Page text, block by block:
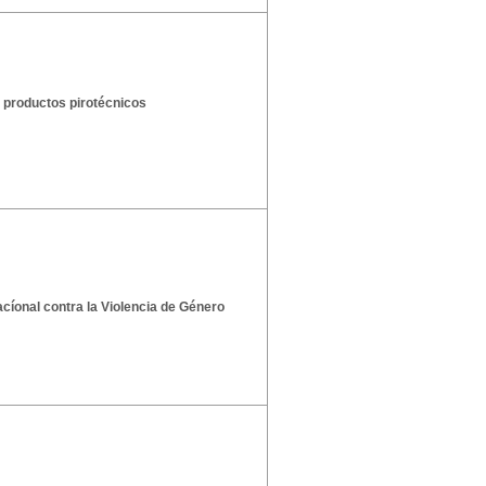
productos pirotécnicos
contra la Violencia de Género